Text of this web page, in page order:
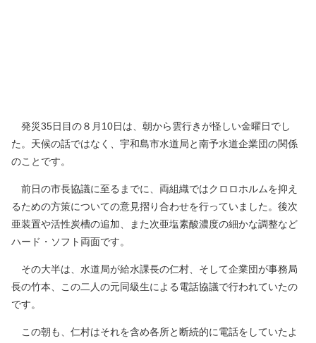
発災35日目の８月10日は、朝から雲行きが怪しい金曜日でし
た。天候の話ではなく、宇和島市水道局と南予水道企業団の関係
のことです。
前日の市長協議に至るまでに、両組織ではクロロホルムを抑え
るための方策についての意見摺り合わせを行っていました。後次
亜装置や活性炭槽の追加、また次亜塩素酸濃度の細かな調整など
ハード・ソフト両面です。
その大半は、水道局が給水課長の仁村、そして企業団が事務局
長の竹本、この二人の元同級生による電話協議で行われていたの
です。
この朝も、仁村はそれを含め各所と断続的に電話をしていたよ